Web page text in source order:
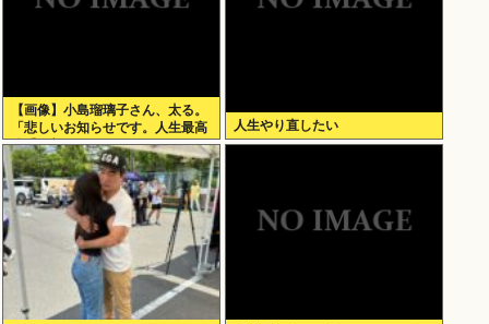
【画像】小島瑠璃子さん、太る。
「悲しいお知らせです。人生最高
体重更新しました！デニムがきつ
いw」
人生やり直したい